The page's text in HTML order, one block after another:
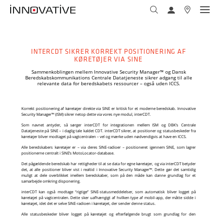
Klik på logoet for at logge på vores supportsystem
T3373 4050
@ support@innovative.dk
DOKUMENTATION
Kontakt Marketing på 3373 4000 eller
marketing@innovative.dkfor at blive registreret.
PARTNER
Kontakt Marketing på 3373 4000 eller
marketing@innovative.dk for at blive registreret.
FÅ EN DEMONSTRATION
INFO@INNOVATIVE.DK
FÅ VORES ADRESSE
Gå til vores kontaktside
TILMELD DIG VORES NYHEDSBREV
DA
ENGLISH
INNOVATIVE SECURITY MANAGER™
SERVICES
KUNDER & CASES
NYHEDER & BEGIVENHEDER
OM INNOVATIVE
VORES HISTORIE
ORGANISATION
TILMELD DIG VORES NYHEDSBREV
SIKKERHED I DIN INDBAKKE
INTERCDT SIKRER KORREKT POSITIONERING AF
KØRETØJER VIA SINE
Sammenkoblingen mellem Innovative Security Manager™ og Dansk
Beredskabskommunikations Centrale Datatjeneste sikrer adgang til alle
relevante data for beredskabets ressourcer – også uden ICCS.
Korrekt positionering af køretøjer direkte via SINE er kritisk for et moderne beredskab. Innovative
Security Manager™ (ISM) sikrer netop dette via vores nye modul, interCDT.
Som navnet antyder, så sørger interCDT for integrationen mellem ISM og DBK’s Centrale
Datatjeneste på SINE – i daglig tale kaldet CDT. interCDT sikrer, at positioner og statusbeskeder fra
køretøjer bliver modtaget på vagtcentralen – vel og mærke uden nødvendigvis at have en ICCS.
Alle beredskabers køretøjer er – via deres SINE-radioer – positioneret igennem SINE, som lagrer
positionerne centralt i SINE’s MotoLocator-database.
Det pågældende beredskab har rettigheder til at se data for egne køretøjer, og via interCDT betyder
det, at alle positioner bliver vist i realtid i Innovative Security Manager™. Dette gør det samtidig
muligt at dele overblikket imellem beredskaber, som på den måde kan danne grundlag for et
samarbejde omkring disponering.
interCDT kan også modtage “rigtige” SINE-statusmeddelelser, som automatisk bliver logget på
køretøjet på vagtcentralen. Dette sker uafhængigt af hvilken type af mobil-app, der måtte sidde i
køretøjet, idet det er selve SINE-radioen i køretøjet, der sender denne status.
Alle statusbeskeder bliver logget på køretøjet og efterfølgende brugt som grundlag for den